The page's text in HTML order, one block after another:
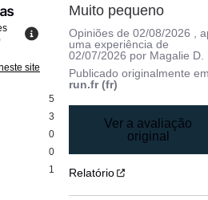
site
5
3
0
0
1
Muito pequeno
Opiniões de02/08/2026
,
uma experiência de
02/07/2026 por Magalie D.
Publicado originalmente
run.fr (fr)
Ver a avaliação
original
Relatório